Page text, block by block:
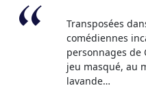
Transposées
comédiennes
personnages de
jeu masqué, au
lavande…